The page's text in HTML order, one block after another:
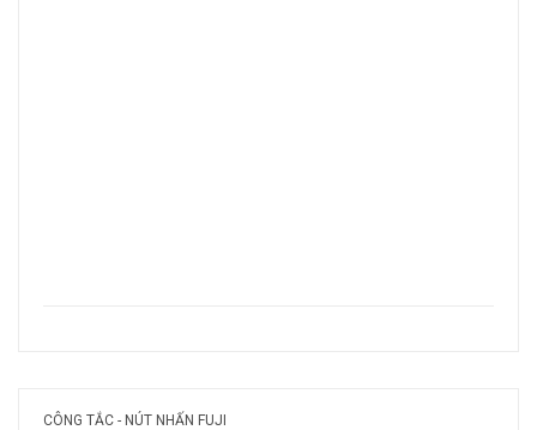
CÔNG TẮC - NÚT NHẤN FUJI